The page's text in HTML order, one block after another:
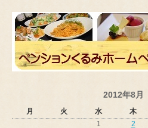
2012年8月
月 火 水 木
1 2